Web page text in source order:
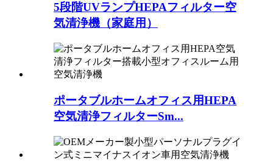
5段階UVランプHEPAフィルター空
気清浄機（家庭用）
ポータブルホームオフィス用HEPA
空気清浄フィルターSm...